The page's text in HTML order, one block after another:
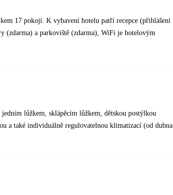
17 pokoji. K vybavení hotelu patří recepce (přihlášení
(zdarma) a parkoviště (zdarma), WiFi je hotelovým
lůžkem, sklápěcím lůžkem, dětskou postýlkou
a také individuálně regulovatelnou klimatizací (od dubna